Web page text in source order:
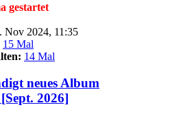
gestartet
Nov 2024, 11:35
15 Mal
14 Mal
neues Album
2026]